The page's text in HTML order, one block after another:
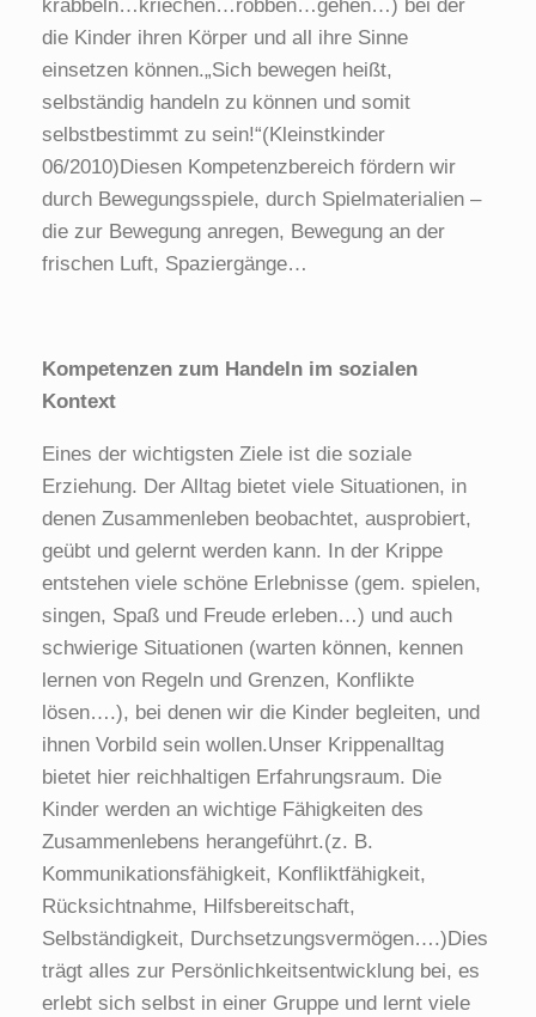
krabbeln…kriechen…robben…gehen…) bei der
die Kinder ihren Körper und all ihre Sinne
einsetzen können.„Sich bewegen heißt,
selbständig handeln zu können und somit
selbstbestimmt zu sein!“(Kleinstkinder
06/2010)Diesen Kompetenzbereich fördern wir
durch Bewegungsspiele, durch Spielmaterialien –
die zur Bewegung anregen, Bewegung an der
frischen Luft, Spaziergänge…
Kompetenzen zum Handeln im sozialen
Kontext
Eines der wichtigsten Ziele ist die soziale
Erziehung. Der Alltag bietet viele Situationen, in
denen Zusammenleben beobachtet, ausprobiert,
geübt und gelernt werden kann. In der Krippe
entstehen viele schöne Erlebnisse (gem. spielen,
singen, Spaß und Freude erleben…) und auch
schwierige Situationen (warten können, kennen
lernen von Regeln und Grenzen, Konflikte
lösen….), bei denen wir die Kinder begleiten, und
ihnen Vorbild sein wollen.Unser Krippenalltag
bietet hier reichhaltigen Erfahrungsraum. Die
Kinder werden an wichtige Fähigkeiten des
Zusammenlebens herangeführt.(z. B.
Kommunikationsfähigkeit, Konfliktfähigkeit,
Rücksichtnahme, Hilfsbereitschaft,
Selbständigkeit, Durchsetzungsvermögen….)Dies
trägt alles zur Persönlichkeitsentwicklung bei, es
erlebt sich selbst in einer Gruppe und lernt viele